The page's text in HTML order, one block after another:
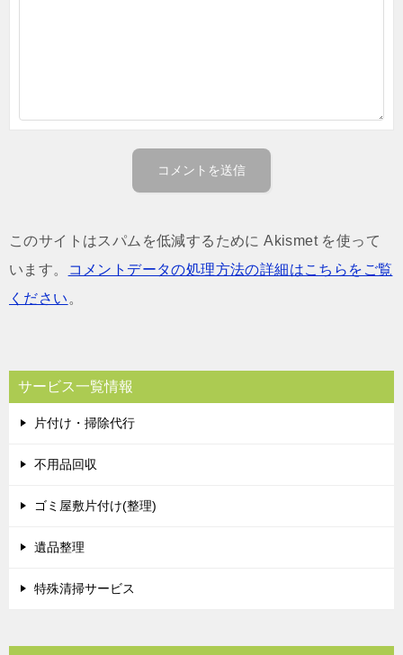
このサイトはスパムを低減するために Akismet を使って
います。
コメントデータの処理方法の詳細はこちらをご覧
ください 。
サービス一覧情報
片付け・掃除代行
不用品回収
ゴミ屋敷片付け(整理)
遺品整理
特殊清掃サービス